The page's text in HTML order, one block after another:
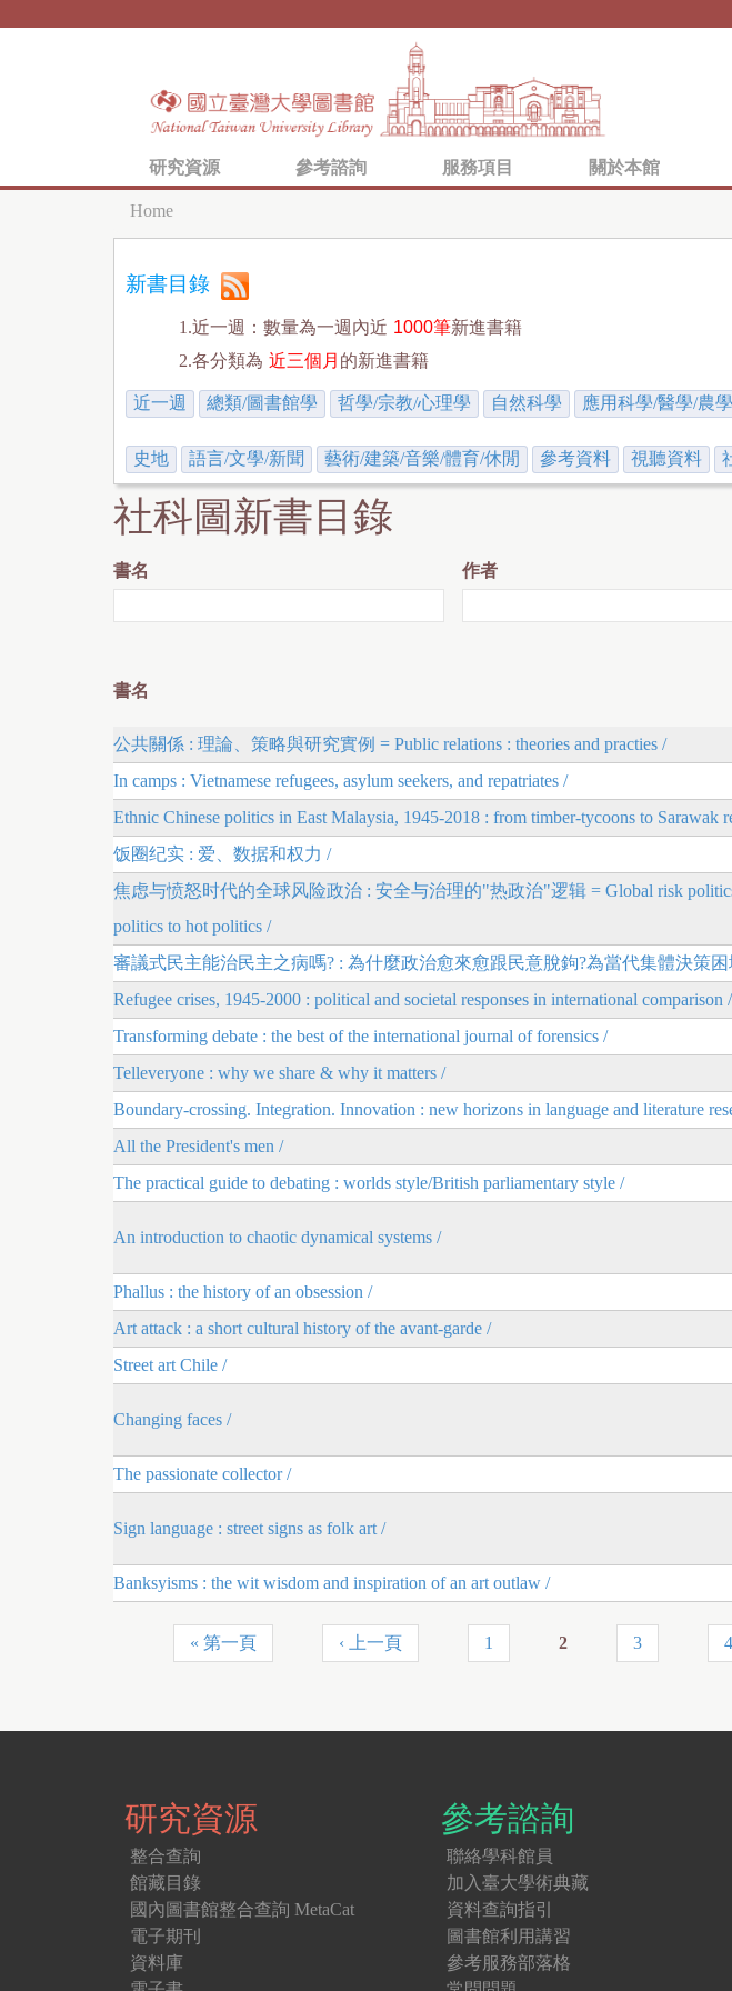
研究資源 參考諮詢 服務項目 關於本館
Y
o
r
e
h
e
r
e
Home
新書目錄
1.近一週：數量為一週內近 1000筆新進書籍
2.各分類為 近三個月 的新進書籍
近一週 總類/圖書館學 哲學/宗教/心理學 自然科學 應用科學/醫學/農
史地 語言/文學/新聞 藝術/建築/音樂/體育/休閒 參考資料 視聽資料
社科圖新書目錄
書名 作者
書名
公共關係 : 理論、策略與研究實例 = Public relations : theories and practies /
In camps : Vietnamese refugees, asylum seekers, and repatriates /
Ethnic Chinese politics in East Malaysia, 1945-2018 : from timber-tycoons to Sarawak
饭圈纪实 : 爱、数据和权力 /
焦虑与愤怒时代的全球风险政治 : 安全与治理的"热政治"逻辑 = Global risk politics
politics to hot politics /
審議式民主能治民主之病嗎? : 為什麼政治愈來愈跟民意脫鉤?為當代集體決策
Refugee crises, 1945-2000 : political and societal responses in international comparison /
Transforming debate : the best of the international journal of forensics /
Telleveryone : why we share & why it matters /
Boundary-crossing. Integration. Innovation : new horizons in language and literature
All the President's men /
The practical guide to debating : worlds style/British parliamentary style /
An introduction to chaotic dynamical systems /
Phallus : the history of an obsession /
Art attack : a short cultural history of the avant-garde /
Street art Chile /
Changing faces /
The passionate collector /
Sign language : street signs as folk art /
Banksyisms : the wit wisdom and inspiration of an art outlaw /
g
s
« 第一頁 ‹ 上一頁 1 2 3 4
研究資源
整合查詢
館藏目錄
國內圖書館整合查詢 MetaCat
電子期刊
資料庫
參考諮詢
聯絡學科館員
加入臺大學術典藏
資料查詢指引
圖書館利用講習
參考服務部落格